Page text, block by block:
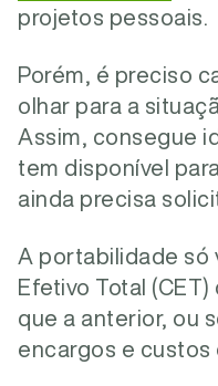
projetos pessoais.
Porém, é preciso
olhar para a
Assim, consegue
tem disponível
ainda precisa
A portabilidade só
Efetivo Total
que a anterior, ou
encargos e custos